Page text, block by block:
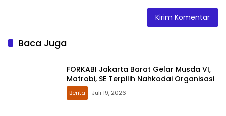
Baca Juga
FORKABI Jakarta Barat Gelar Musda VI,
Matrobi, SE Terpilih Nahkodai Organisasi
Berita Juli 19, 2026